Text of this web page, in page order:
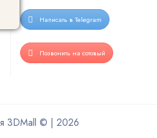
Написать в Telegram
Позвонить на сотовый
3DMall © | 2026